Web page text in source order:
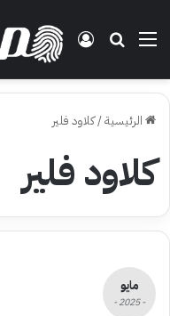
القائمة بحث عنتسجيل الدخول
الرئيسية/كلاود فلير
كلاود فلير
مايو
- 2025 -